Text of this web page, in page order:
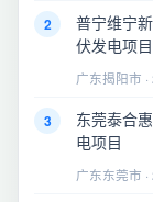
2
普宁维宁
伏发电项目
广东揭阳市 ·
3
东莞泰合
电项目
广东东莞市 ·